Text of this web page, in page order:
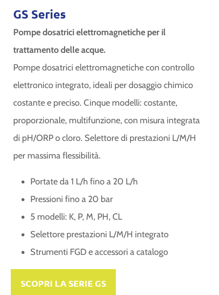
GS Series
Pompe dosatrici elettromagnetiche per il
trattamento delle acque.
Pompe dosatrici elettromagnetiche con controllo
elettronico integrato, ideali per dosaggio chimico
costante e preciso. Cinque modelli: costante,
proporzionale, multifunzione, con misura integrata
di pH/ORP o cloro. Selettore di prestazioni L/M/H
per massima flessibilità.
Portate da 1 L/h fino a 20 L/h
Pressioni fino a 20 bar
5 modelli: K, P, M, PH, CL
Selettore prestazioni L/M/H integrato
Strumenti FGD e accessori a catalogo
SCOPRI LA SERIE GS